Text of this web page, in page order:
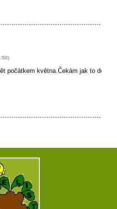
)
počátkem května.Čekám jak to